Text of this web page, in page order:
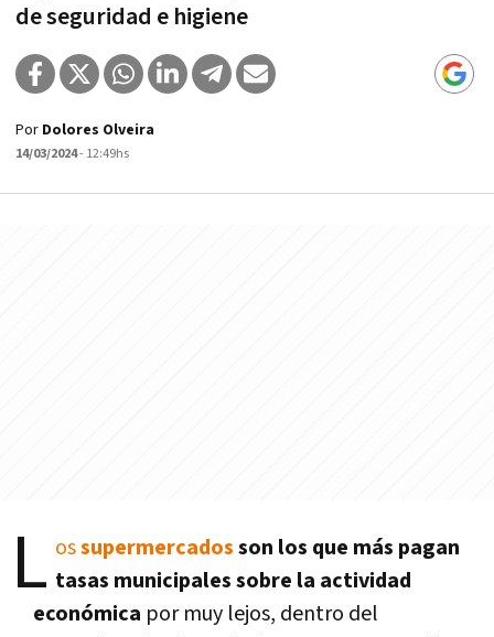
de seguridad e higiene
Por Dolores Olveira
14/03/2024- 12:49hs
L ossupermercadosson los que más pagan
tasas municipales sobre la actividad
económica por muy lejos, dentro del